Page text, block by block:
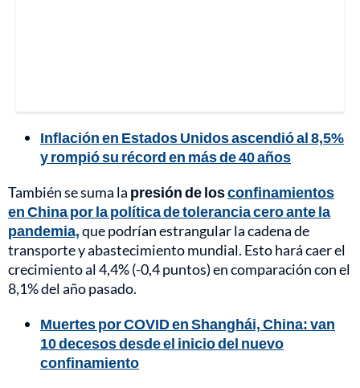
Inflación en Estados Unidos ascendió al 8,5%
y rompió su récord en más de 40 años
También se suma la presión de losconfinamientos
en China por la política de tolerancia cero ante la
pandemia,que podrían estrangular la cadena de
transporte y abastecimiento mundial. Esto hará caer el
crecimiento al 4,4% (-0,4 puntos) en comparación con el
8,1% del año pasado.
Muertes por COVID en Shanghái, China: van
10 decesos desde el inicio del nuevo
confinamiento